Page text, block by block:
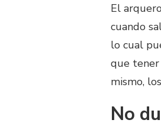
El
cuando
lo cual
que tener
mismo,
No